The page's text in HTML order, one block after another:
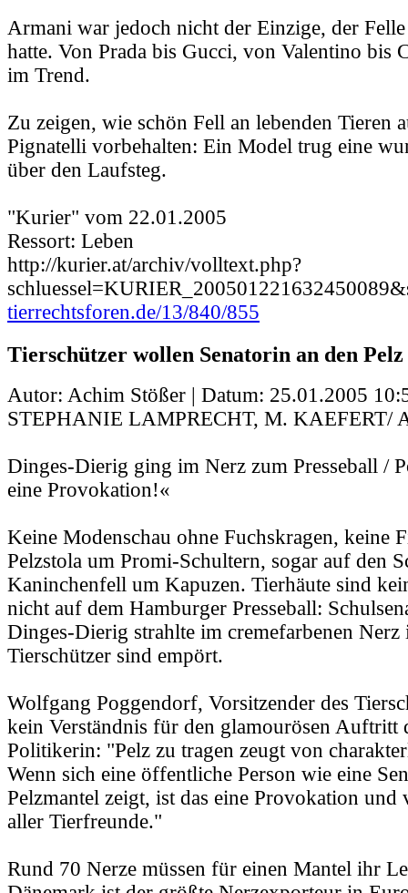
Armani war jedoch nicht der Einzige, der
hatte. Von Prada bis Gucci, von Valentino bis
im Trend.
Zu zeigen, wie schön Fell an lebenden Tieren
Pignatelli vorbehalten: Ein Model trug eine
über den Laufsteg.
"Kurier" vom 22.01.2005
Ressort: Leben
http://kurier.at/archiv/volltext.php?
tierrechtsforen.de/13/840/855
Tierschützer wollen Senatorin an den Pelz
Autor: Achim Stößer | Datum: 25.01.2005
STEPHANIE LAMPRECHT, M. KAEFERT/
Dinges-Dierig ging im Nerz zum Presseball /
eine Provokation!«
Keine Modenschau ohne Fuchskragen, keine
Pelzstola um Promi-Schultern, sogar auf den
Kaninchenfell um Kapuzen. Tierhäute sind
nicht auf dem Hamburger Presseball:
Dinges-Dierig strahlte im cremefarbenen Nerz
Tierschützer sind empört.
Wolfgang Poggendorf, Vorsitzender des
kein Verständnis für den glamourösen Auftritt
Politikerin: "Pelz zu tragen zeugt von
Wenn sich eine öffentliche Person wie eine
Pelzmantel zeigt, ist das eine Provokation und
aller Tierfreunde."
Rund 70 Nerze müssen für einen Mantel ihr